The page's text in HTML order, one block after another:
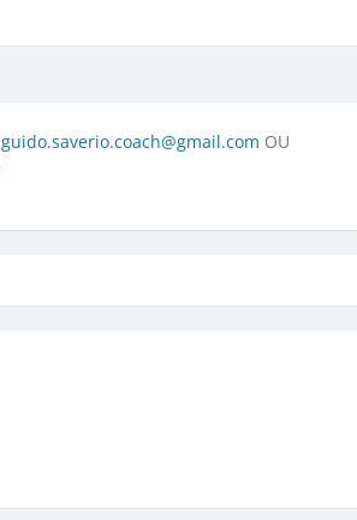
guido.saverio.coach@gmail.com OU